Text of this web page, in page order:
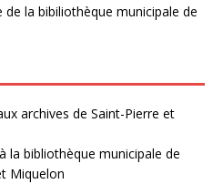
de la bibiliothèque municipale de
archives de Saint-Pierre et
la bibliothèque municipale de
Miquelon